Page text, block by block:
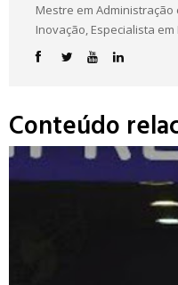
Mestre em Administração
Inovação, Especialista
Conteúdo